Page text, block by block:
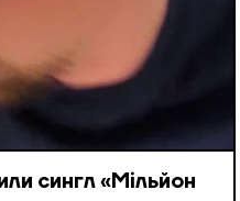
сингл «Мільйон